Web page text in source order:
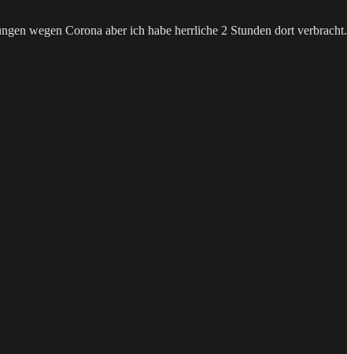
wegen Corona aber ich habe herrliche 2 Stunden dort verbracht.